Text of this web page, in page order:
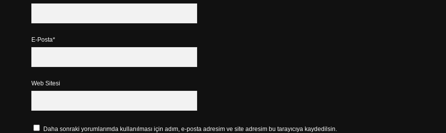
E-Posta*
Web Sitesi
Daha sonraki yorumlarımda kullanılması için adım, e-posta adresim ve site adresim bu tarayıcıya kaydedilsin.